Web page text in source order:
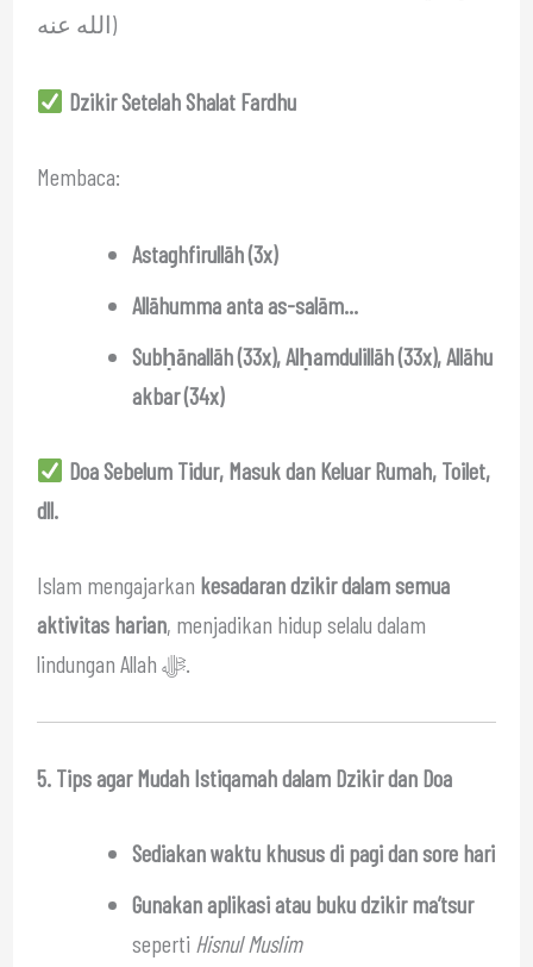
الله عنه)
Dzikir Setelah Shalat Fardhu
Membaca:
Astaghfirullāh (3x)
Allāhumma anta as-salām…
Subḥānallāh (33x), Alḥamdulillāh (33x), Allāhu
akbar (34x)
Doa Sebelum Tidur, Masuk dan Keluar Rumah, Toilet,
dll.
Islam mengajarkan kesadaran dzikir dalam semua
aktivitas harian, menjadikan hidup selalu dalam
lindungan Allah ﷻ.
5. Tips agar Mudah Istiqamah dalam Dzikir dan Doa
Sediakan waktu khusus di pagi dan sore hari
Gunakan aplikasi atau buku dzikir ma’tsur
seperti Hisnul Muslim